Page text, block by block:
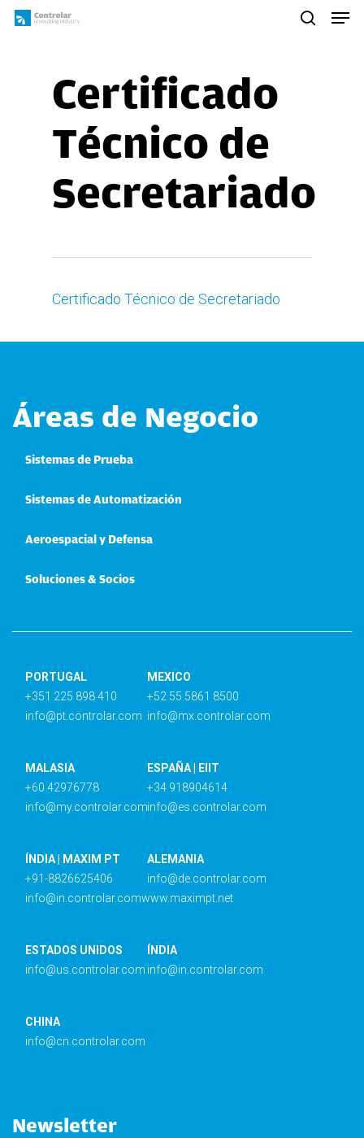
Skip
Certificado
Técnico de
Secretariado
Certificado Técnico de Secretariado
Áreas de Negocio
Sistemas de Prueba
Sistemas de Automatización
Aeroespacial y Defensa
Soluciones & Socios
PORTUGAL
+351 225 898 410
info@pt.controlar.com
MEXICO
+52 55 5861 8500
info@mx.controlar.com
MALASIA
+60 42976778
info@my.controlar.com
ESPAÑA | EIIT
+34 918904614
info@es.controlar.com
ÍNDIA | MAXIM PT
+91-8826625406
info@in.controlar.comwww.maximpt.net
ALEMANIA
info@de.controlar.com
ESTADOS UNIDOS
info@us.controlar.com
ÍNDIA
info@in.controlar.com
CHINA
info@cn.controlar.com
Newsletter